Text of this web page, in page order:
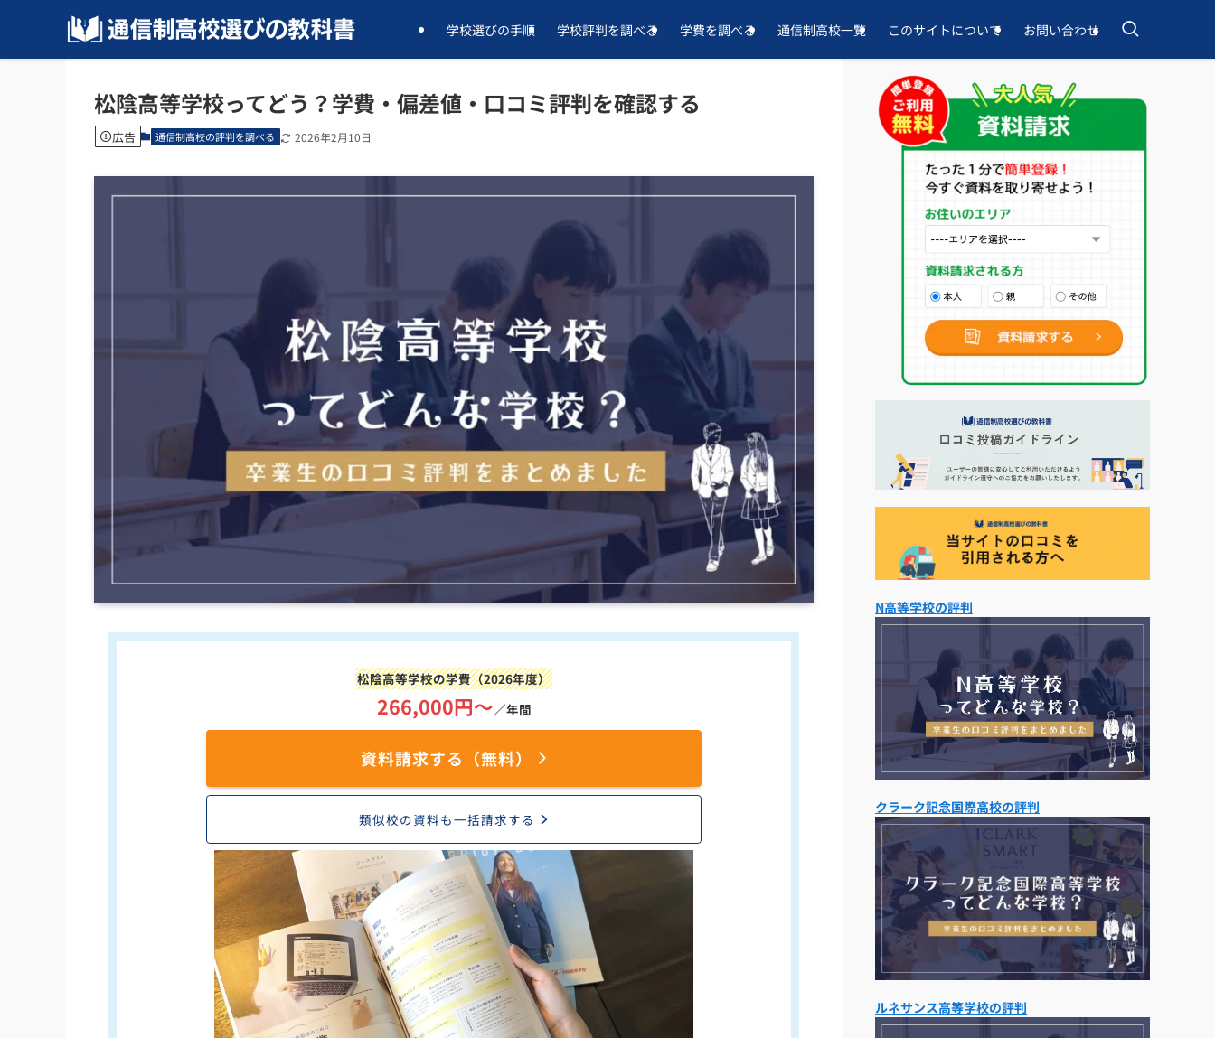
学校選びの手順 学校評判を調べる 学費を調べる 通信制高校一覧 このサイトについて お問い合わせ
松陰高等学校ってどう？学費・偏差値・口コミ評判を確認する
広告 通信制高校の評判を調べる 2026年2月10日
松陰高等学校の学費（2026年度）
266,000円〜／年間
資料請求する（無料）
類似校の資料も一括請求する
N高等学校の評判
クラーク記念国際高校の評判
ルネサンス高等学校の評判